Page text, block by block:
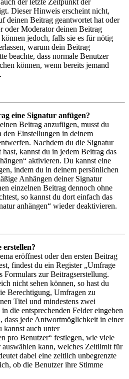
der letzte Zeitpunkt der
Dieser Hinweis erscheint nicht,
deinen Beitrag geantwortet hat oder
oder Moderator deinen Beitrag
jedoch, falls sie es für nötig
warum dein Beitrag
beachte, dass normale Benutzer
können, wenn bereits jemand
eine Signatur anfügen?
Beitrag anzufügen, musst du
den Einstellungen in deinem
Nachdem du die Signatur
hast, kannst du in jedem Beitrag das
aktivieren. Du kannst eine
indem du in deinem persönlichen
Anhängen deiner Signatur
einzelnen Beitrag dennoch ohne
so kannst du dort einfach das
anhängen“ wieder deaktivieren.
erstellen?
eröffnest oder den ersten Beitrag
findest du ein Register „Umfrage
Formulars zur Beitragserstellung.
nicht sehen können, so hast du
Berechtigung, Umfragen zu
Titel und mindestens zwei
die entsprechenden Felder eingeben
dass jede Antwortmöglichkeit in einer
kannst auch unter
pro Benutzer“ festlegen, wie viele
kann, welches Zeitlimit für
dabei eine zeitlich unbegrenzte
ob die Benutzer ihre Stimme